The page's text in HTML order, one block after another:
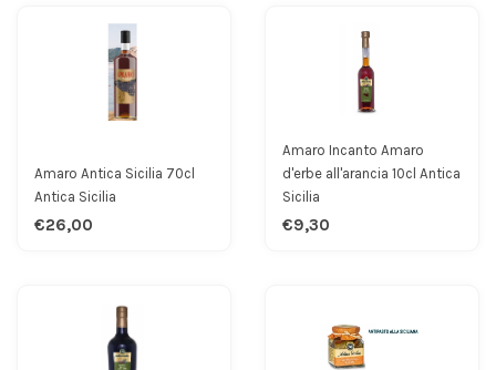
Amaro Antica Sicilia 70cl
Antica Sicilia
€26,00
Amaro Incanto Amaro
d'erbe all'arancia 10cl Antica
Sicilia
€9,30